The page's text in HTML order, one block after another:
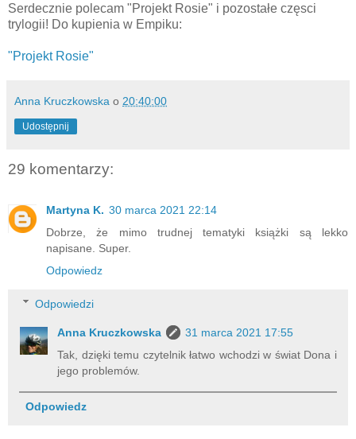
Serdecznie polecam "Projekt Rosie" i pozostałe częsci
trylogii! Do kupienia w Empiku:
"Projekt Rosie"
Anna Kruczkowska o 20:40:00
Udostępnij
29 komentarzy:
Martyna K. 30 marca 2021 22:14
Dobrze, że mimo trudnej tematyki książki są lekko
napisane. Super.
Odpowiedz
Odpowiedzi
Anna Kruczkowska
31 marca 2021 17:55
Tak, dzięki temu czytelnik łatwo wchodzi w świat Dona i
jego problemów.
Odpowiedz